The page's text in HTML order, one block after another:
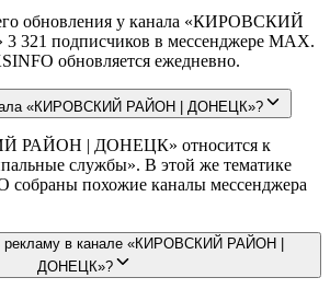
обновления у канала «КИРОВСКИЙ
подписчиков в мессенджере MAX.
обновляется ежедневно.
«КИРОВСКИЙ РАЙОН | ДОНЕЦК»?
РАЙОН | ДОНЕЦК» относится к
службы». В этой же тематике
собраны похожие каналы мессенджера
рекламу в канале «КИРОВСКИЙ РАЙОН |
ДОНЕЦК»?